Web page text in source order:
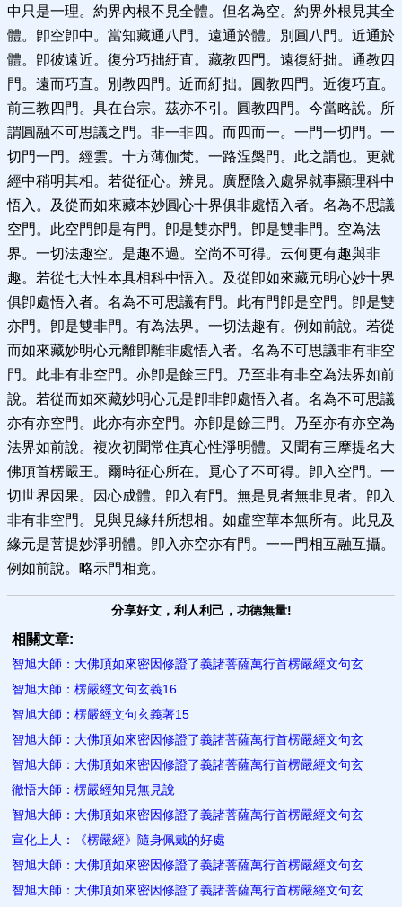
中只是一理。約界內根不見全體。但名為空。約界外根見其全
體。卽空卽中。當知藏通八門。遠通於體。別圓八門。近通於
體。卽彼遠近。復分巧拙紆直。藏教四門。遠復紆拙。通教四
門。遠而巧直。別教四門。近而紆拙。圓教四門。近復巧直。
前三教四門。具在台宗。茲亦不引。圓教四門。今當略說。所
謂圓融不可思議之門。非一非四。而四而一。一門一切門。一
切門一門。經雲。十方薄伽梵。一路涅槃門。此之謂也。更就
經中稍明其相。若從征心。辨見。廣歷陰入處界就事顯理科中
悟入。及從而如來藏本妙圓心十界俱非處悟入者。名為不思議
空門。此空門卽是有門。卽是雙亦門。卽是雙非門。空為法
界。一切法趣空。是趣不過。空尚不可得。云何更有趣與非
趣。若從七大性本具相科中悟入。及從卽如來藏元明心妙十界
俱卽處悟入者。名為不可思議有門。此有門卽是空門。卽是雙
亦門。卽是雙非門。有為法界。一切法趣有。例如前說。若從
而如來藏妙明心元離卽離非處悟入者。名為不可思議非有非空
門。此非有非空門。亦卽是餘三門。乃至非有非空為法界如前
說。若從而如來藏妙明心元是卽非卽處悟入者。名為不可思議
亦有亦空門。此亦有亦空門。亦卽是餘三門。乃至亦有亦空為
法界如前說。複次初聞常住真心性淨明體。又聞有三摩提名大
佛頂首楞嚴王。爾時征心所在。覓心了不可得。卽入空門。一
切世界因果。因心成體。卽入有門。無是見者無非見者。卽入
非有非空門。見與見緣幷所想相。如虛空華本無所有。此見及
緣元是菩提妙淨明體。卽入亦空亦有門。一一門相互融互攝。
例如前說。略示門相竟。
分享好文，利人利己，功德無量!
相關文章:
智旭大師：大佛頂如來密因修證了義諸菩薩萬行首楞嚴經文句玄
智旭大師：楞嚴經文句玄義16
智旭大師：楞嚴經文句玄義著15
智旭大師：大佛頂如來密因修證了義諸菩薩萬行首楞嚴經文句玄
智旭大師：大佛頂如來密因修證了義諸菩薩萬行首楞嚴經文句玄
徹悟大師：楞嚴經知見無見說
智旭大師：大佛頂如來密因修證了義諸菩薩萬行首楞嚴經文句玄
宣化上人：《楞嚴經》隨身佩戴的好處
智旭大師：大佛頂如來密因修證了義諸菩薩萬行首楞嚴經文句玄
智旭大師：大佛頂如來密因修證了義諸菩薩萬行首楞嚴經文句玄